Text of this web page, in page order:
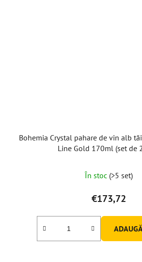
Bohemia Crystal pahare de vin alb
Line Gold 170ml (set de
În stoc (>5 set)
€173,72